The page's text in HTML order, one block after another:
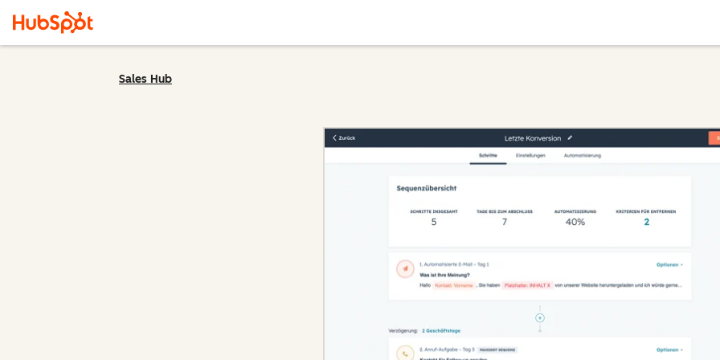
Sales Hub